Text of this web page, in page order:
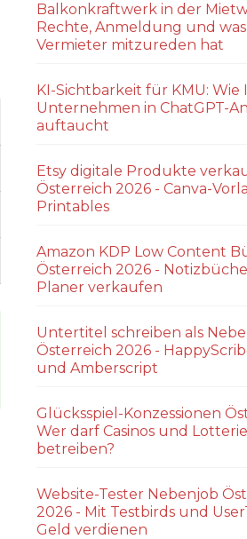
Balkonkraftwerk in der
Rechte, Anmeldung und
Vermieter mitzureden hat
KI-Sichtbarkeit für KMU: Wie
Unternehmen in ChatGPT-
auftaucht
Etsy digitale Produkte
Österreich 2026 - Canva-
Printables
Amazon KDP Low Content
Österreich 2026 -
Planer verkaufen
Untertitel schreiben als
Österreich 2026 -
und Amberscript
Glücksspiel-Konzessionen
Wer darf Casinos und
betreiben?
Website-Tester Nebenjob
2026 - Mit Testbirds und
Geld verdienen